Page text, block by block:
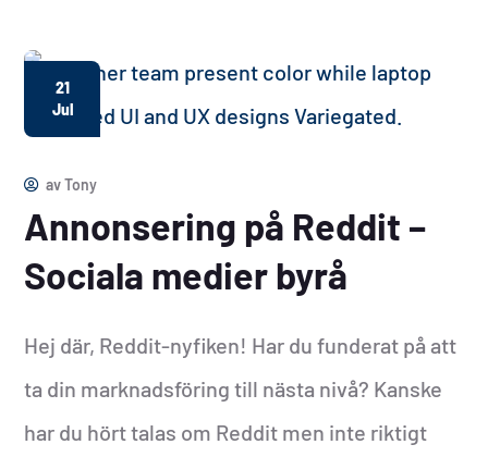
21
Jul
avTony
Annonsering på Reddit –
Sociala medier byrå
Hej där, Reddit-nyfiken! Har du funderat på att
ta din marknadsföring till nästa nivå? Kanske
har du hört talas om Reddit men inte riktigt